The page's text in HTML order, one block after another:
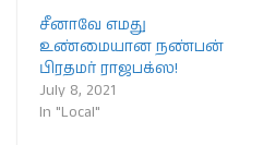
சீனாவே எமது
உண்மையான நண்பன்
பிரதமர் ராஜபக்ஸ!
July 8, 2021
In "Local"